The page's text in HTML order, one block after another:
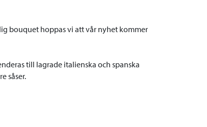
bouquet hoppas vi att vår nyhet kommer
till lagrade italienska och spanska
såser.